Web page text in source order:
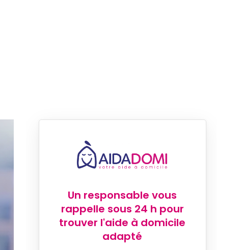
Un responsable vous
rappelle sous 24 h pour
trouver l'aide à domicile
adapté